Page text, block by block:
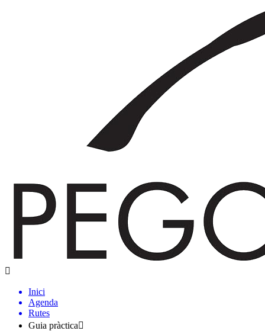
Inici
Agenda
Rutes
Guia pràctica